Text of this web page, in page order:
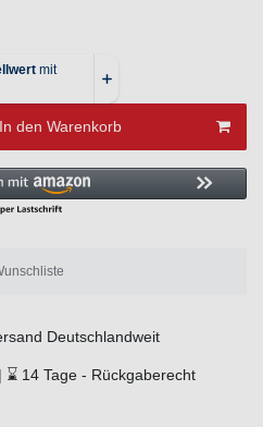
In den Warenkorb
Deutschlandweit
⌛ 14 Tage - Rückgaberecht